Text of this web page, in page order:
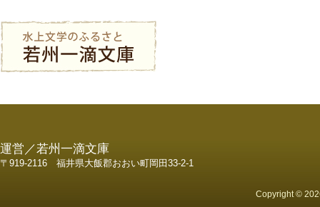
運営／若州一滴文庫
〒919-2116 福井県大飯郡おおい町岡田33-2-1
Copyright ©